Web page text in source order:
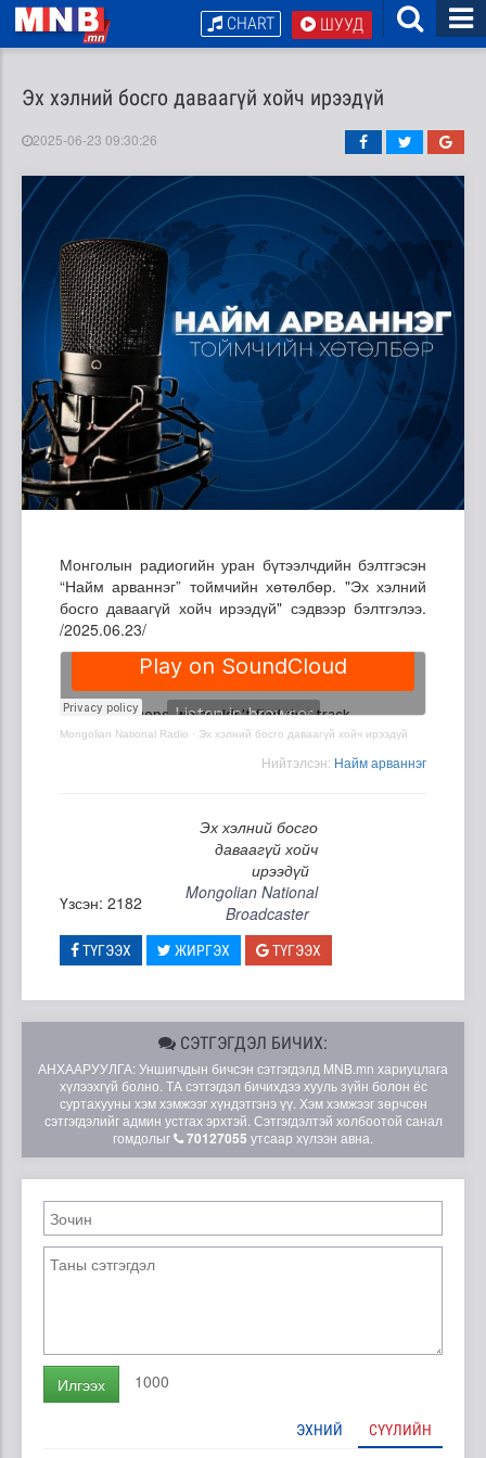
ШУУД
CHART
Эх хэлний босго даваагүй хойч ирээдүй
2025-06-23 09:30:26
Монголын радиогийн уран бүтээлчдийн бэлтгэсэн
“Найм арваннэг” тоймчийн хөтөлбөр. "Эх хэлний
босго даваагүй хойч ирээдүй" сэдвээр бэлтгэлээ.
/2025.06.23/
Mongolian National Radio · Эх хэлний босго даваагүй хойч ирээдүй
Нийтэлсэн: Найм арваннэг
Эх хэлний босго
даваагүй хойч
ирээдүй
Үзсэн: 2182
Mongolian National
Broadcaster
ТҮГЭЭХ ЖИРГЭХ ТҮГЭЭХ
СЭТГЭГДЭЛ БИЧИХ:
АНХААРУУЛГА: Уншигчдын бичсэн сэтгэгдэлд MNB.mn хариуцлага
хүлээхгүй болно. ТА сэтгэгдэл бичихдээ хууль зүйн болон ёс
суртахууны хэм хэмжээг хүндэтгэнэ үү. Хэм хэмжээг зөрчсөн
сэтгэгдэлийг админ устгах эрхтэй. Сэтгэгдэлтэй холбоотой санал
гомдолыг
70127055 утсаар хүлээн авна.
Илгээх 1000
ЭХНИЙ СҮҮЛИЙН